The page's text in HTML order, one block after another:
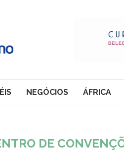
NEGÓCIOS ÁFRICA
DE